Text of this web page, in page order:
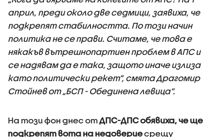
април, преди около две седмици, заявиха, че
подкрепят стабилността. По този начин
политика не се прави. Считаме, че това е
някакъв вътрешнопартиен проблем в АПС и
се надявам да е така, защото иначе излиза
като политически рекет”, смята Драгомир
Стойнев от „БСП - Обединена левица”.
На този фон днес отДПС-ДПС обявиха, че ще
подкрепят вота на недовериесрещу